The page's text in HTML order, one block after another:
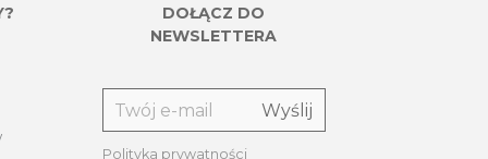
DOŁĄCZ DO
NEWSLETTERA
Polityka prywatności